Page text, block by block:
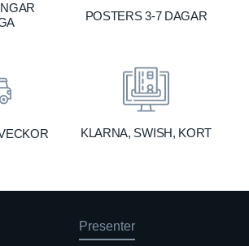
POSTERS 3-7 DAGAR
KLARNA, SWISH, KORT
Presenter